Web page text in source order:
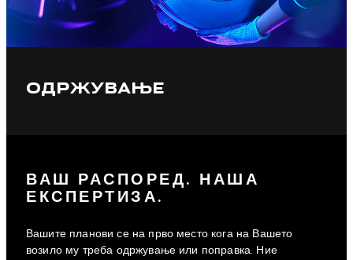
ОДРЖУВАЊЕ
ВАШ РАСПОРЕД. НАША
ЕКСПЕРТИЗА.
Вашите планови се на прво место кога на Вашето
возило му треба одржување или поправка. Ние